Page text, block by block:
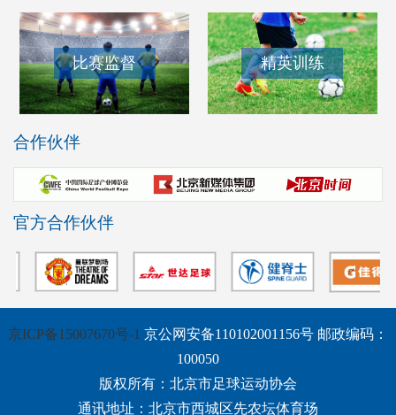
比赛监督 精英训练
合作伙伴
官方合作伙伴
京ICP备15007670号-1 京公网安备110102001156号 邮政编码：
100050
版权所有：北京市足球运动协会
通讯地址：北京市西城区先农坛体育场